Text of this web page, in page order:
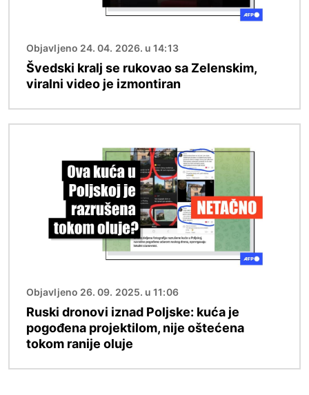
Objavljeno 24. 04. 2026. u 14:13
Švedski kralj se rukovao sa Zelenskim,
viralni video je izmontiran
Objavljeno 26. 09. 2025. u 11:06
Ruski dronovi iznad Poljske: kuća je
pogođena projektilom, nije oštećena
tokom ranije oluje